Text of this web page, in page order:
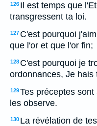
126 Il est temps que
transgressent ta loi.
127 C'est pourquoi
que l'or et que l'or fin;
128 C'est pourquoi je
ordonnances, Je hais
129Tes préceptes
les observe.
130 La révélation de